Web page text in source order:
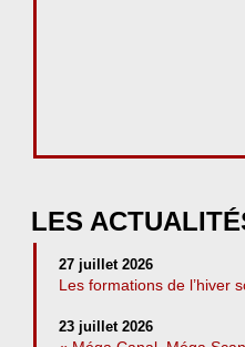
LES
27 juillet 2026
Les formations de l’hiver
23 juillet 2026